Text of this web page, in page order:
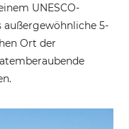
UNESCO-
5-
Ort der